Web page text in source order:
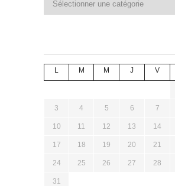
L M M J V
3 4 5 6 7
10 11 12 13 14
17 18 19 20 21
24 25 26 27 28
31